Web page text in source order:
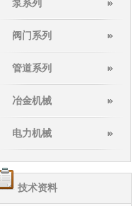
泵系列
阀门系列
管道系列
冶金机械
电力机械
技术资料